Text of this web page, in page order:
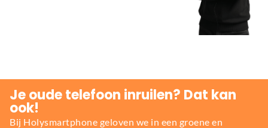
Je oude telefoon inruilen? Dat kan
ook!
Bij Holysmartphone geloven we in een groene en